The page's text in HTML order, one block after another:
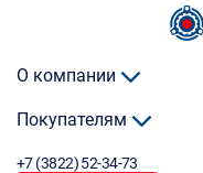
О компании
Покупателям
+7 (3822) 52-34-73